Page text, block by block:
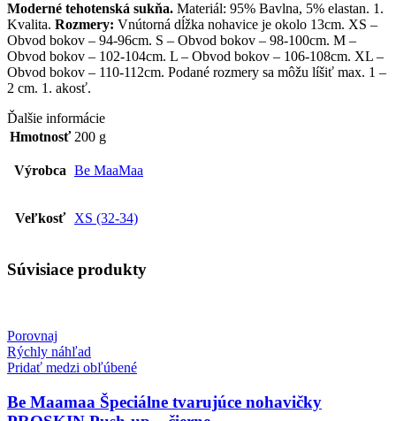
Moderné tehotenská sukňa. Materiál: 95% Bavlna, 5% elastan. 1.
Kvalita. Rozmery: Vnútorná dĺžka nohavice je okolo 13cm. XS –
Obvod bokov – 94-96cm. S – Obvod bokov – 98-100cm. M –
Obvod bokov – 102-104cm. L – Obvod bokov – 106-108cm. XL –
Obvod bokov – 110-112cm. Podané rozmery sa môžu líšiť max. 1 –
2 cm. 1. akosť.
Ďalšie informácie
Hmotnosť 200 g
Výrobca Be MaaMaa
Veľkosť XS (32-34)
Súvisiace produkty
Porovnaj
Rýchly náhľad
Pridať medzi obľúbené
Be Maamaa Špeciálne tvarujúce nohavičky